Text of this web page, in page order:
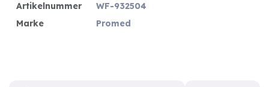
Artikelnummer
WF-932504
Marke
Promed